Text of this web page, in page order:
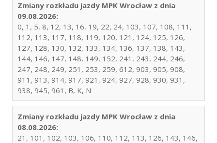
Zmiany rozkładu jazdy MPK Wrocław z dnia
09.08.2026:
0, 1, 5, 8, 12, 13, 16, 19, 22, 24, 103, 107, 108, 111,
112, 113, 117, 118, 119, 120, 121, 124, 125, 126,
127, 128, 130, 132, 133, 134, 136, 137, 138, 143,
144, 146, 147, 148, 149, 152, 241, 243, 244, 246,
247, 248, 249, 251, 253, 259, 612, 903, 905, 908,
911, 913, 914, 917, 921, 924, 927, 928, 930, 931,
938, 945, 961, B, K, N
Zmiany rozkładu jazdy MPK Wrocław z dnia
08.08.2026:
21, 101, 102, 103, 106, 110, 112, 113, 126, 143, 146,